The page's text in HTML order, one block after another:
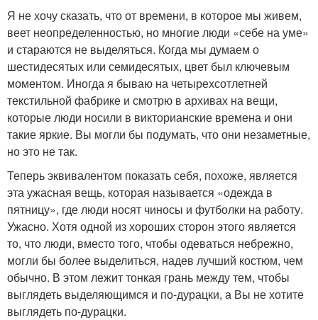
Я не хочу сказать, что от времени, в которое мы живем,
веет неопределенностью, но многие люди «себе на уме»
и стараются не выделяться. Когда мы думаем о
шестидесятых или семидесятых, цвет был ключевым
моментом. Иногда я бываю на четырехсотлетней
текстильной фабрике и смотрю в архивах на вещи,
которые люди носили в викторианские времена и они
такие яркие. Вы могли бы подумать, что они незаметные,
но это не так.
Теперь эквивалентом показать себя, похоже, является
эта ужасная вещь, которая называется «одежда в
пятницу», где люди носят чиносы и футболки на работу.
Ужасно. Хотя одной из хороших сторон этого является
то, что люди, вместо того, чтобы одеваться небрежно,
могли бы более выделиться, надев лучший костюм, чем
обычно. В этом лежит тонкая грань между тем, чтобы
выглядеть выделяющимся и по-дурацки, а Вы не хотите
выглядеть по-дурацки.